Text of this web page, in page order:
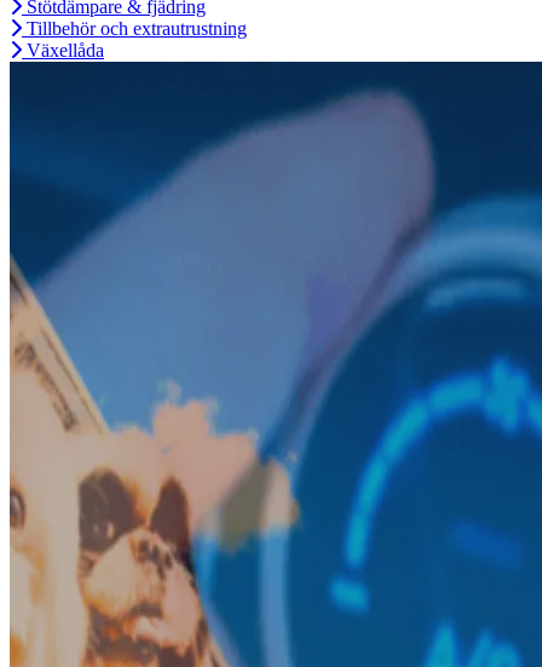
Stötdämpare & fjädring
Tillbehör och extrautrustning
Växellåda